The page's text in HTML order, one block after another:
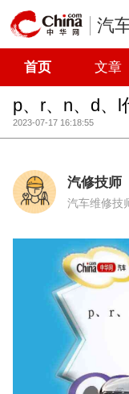
汽
首页 文章
p、r、n、d、l
2023-07-17 16:18:55
汽修技师
汽车维修技